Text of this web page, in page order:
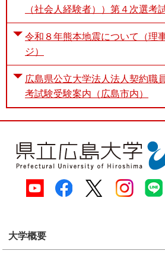
（社会人経験者））第４次選考
令和８年熊本地震について（理
ジ）
広島県公立大学法人法人契約職
考試験受験案内（広島市内）
大学概要